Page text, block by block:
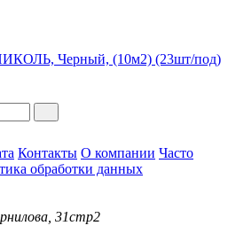
Черный, (10м2) (23шт/под)
Контакты О компании Часто
обработки данных
31стр2